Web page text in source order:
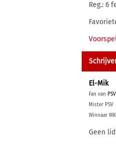
Reg.: 6
El-Mik
Fan van PSV
Mister PSV
Winnaar
Geen